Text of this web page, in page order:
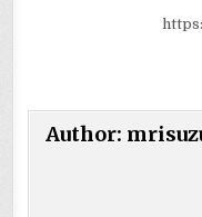
Author: